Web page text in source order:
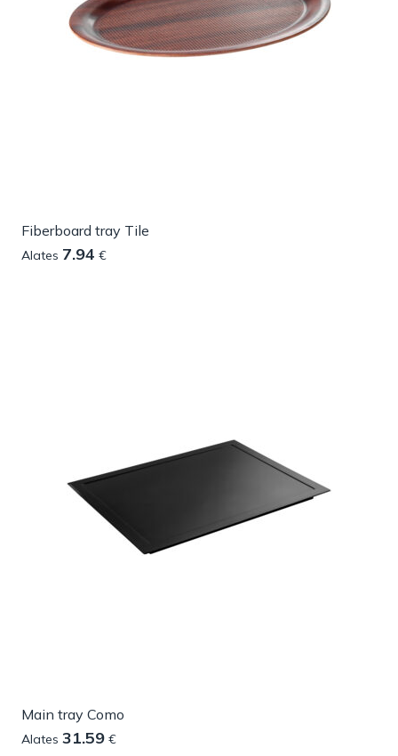
Fiberboard tray Tile
Alates 7.94 €
Main tray Como
Alates 31.59 €